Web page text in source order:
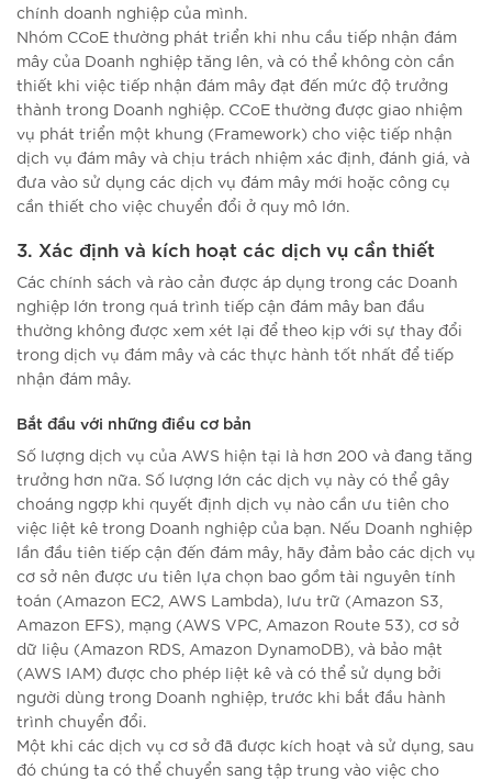
chính doanh nghiệp của mình.
Nhóm CCoE thường phát triển khi nhu cầu tiếp nhận đám
mây của Doanh nghiệp tăng lên, và có thể không còn cần
thiết khi việc tiếp nhận đám mây đạt đến mức độ trưởng
thành trong Doanh nghiệp. CCoE thường được giao nhiệm
vụ phát triển một khung (Framework) cho việc tiếp nhận
dịch vụ đám mây và chịu trách nhiệm xác định, đánh giá, và
đưa vào sử dụng các dịch vụ đám mây mới hoặc công cụ
cần thiết cho việc chuyển đổi ở quy mô lớn.
3. Xác định và kích hoạt các dịch vụ cần thiết
Các chính sách và rào cản được áp dụng trong các Doanh
nghiệp lớn trong quá trình tiếp cận đám mây ban đầu
thường không được xem xét lại để theo kịp với sự thay đổi
trong dịch vụ đám mây và các thực hành tốt nhất để tiếp
nhận đám mây.
Bắt đầu với những điều cơ bản
Số lượng dịch vụ của AWS hiện tại là hơn 200 và đang tăng
trưởng hơn nữa. Số lượng lớn các dịch vụ này có thể gây
choáng ngợp khi quyết định dịch vụ nào cần ưu tiên cho
việc liệt kê trong Doanh nghiệp của bạn. Nếu Doanh nghiệp
lần đầu tiên tiếp cận đến đám mây, hãy đảm bảo các dịch vụ
cơ sở nên được ưu tiên lựa chọn bao gồm tài nguyên tính
toán (Amazon EC2, AWS Lambda), lưu trữ (Amazon S3,
Amazon EFS), mạng (AWS VPC, Amazon Route 53), cơ sở
dữ liệu (Amazon RDS, Amazon DynamoDB), và bảo mật
(AWS IAM) được cho phép liệt kê và có thể sử dụng bởi
người dùng trong Doanh nghiệp, trước khi bắt đầu hành
trình chuyển đổi.
Một khi các dịch vụ cơ sở đã được kích hoạt và sử dụng, sau
đó chúng ta có thể chuyển sang tập trung vào việc cho